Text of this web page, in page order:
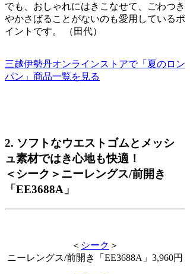
でも、おしゃれにはきこなせて、ごわつき
やかさばることがないのも愛用しているポ
イントです。 （田代）
三越伊勢丹オンラインストアで「夏のロン
パン」商品一覧を見る
2. ソフトなウエストゴムとメッシ
ュ素材ではき心地も快適！
＜シーク＞ニーレングス/前開き
「EE3688A」
＜ シーク ＞
ニーレングス/前開き「EE3688A」3,960円